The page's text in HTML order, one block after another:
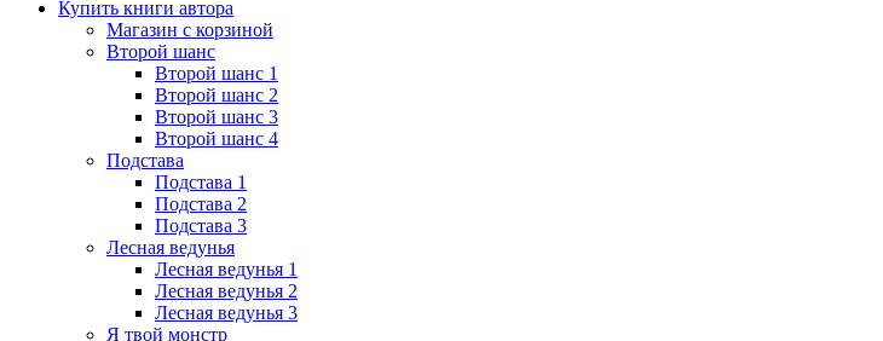
Купить книги автора
Магазин с корзиной
Второй шанс
Второй шанс 1
Второй шанс 2
Второй шанс 3
Второй шанс 4
Подстава
Подстава 1
Подстава 2
Подстава 3
Лесная ведунья
Лесная ведунья 1
Лесная ведунья 2
Лесная ведунья 3
Я твой монстр